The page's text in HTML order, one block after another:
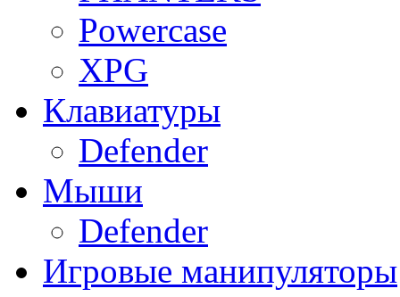
Powercase
XPG
Клавиатуры
Defender
Мыши
Defender
Игровые манипуляторы